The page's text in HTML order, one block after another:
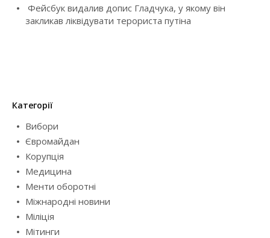
Фейсбук видалив допис Гладчука, у якому він
закликав ліквідувати терориста путіна
Категорії
Вибори
Євромайдан
Корупція
Медицина
Менти оборотні
Міжнародні новини
Міліція
Мітинги